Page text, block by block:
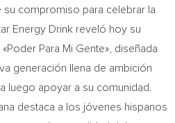
su compromiso para celebrar la
Energy Drink reveló hoy su
Para Mi Gente», diseñada
generación llena de ambición
luego apoyar a su comunidad.
destaca a los jóvenes hispanos